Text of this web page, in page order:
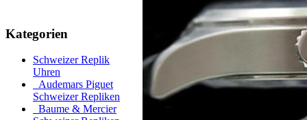
Kategorien
Schweizer Replik
Uhren
Audemars Piguet
Schweizer Repliken
Baume & Mercier